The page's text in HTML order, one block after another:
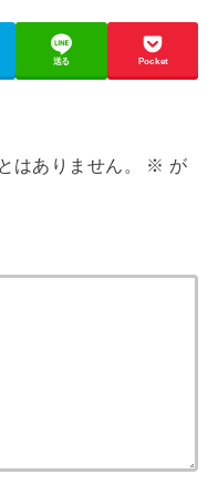
送る Pocket
はありません。 ※ が